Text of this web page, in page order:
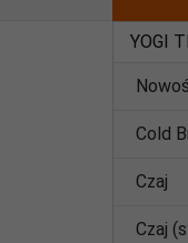
YOGI
Cold
Czaj
Czaj